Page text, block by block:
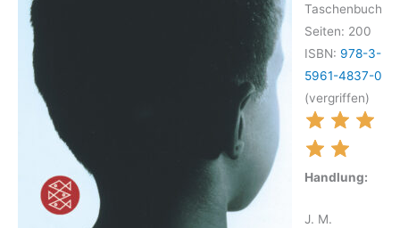
Taschenbuch
Seiten: 200
ISBN: 978-3-
5961-4837-0
(vergriffen)
Handlung:
J. M.